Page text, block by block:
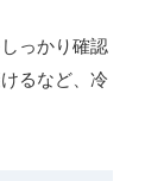
っかり確認
るなど、冷